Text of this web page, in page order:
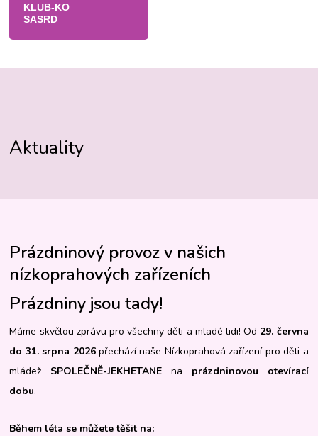
KLUB-KO
SASRD
Aktuality
Prázdninový provoz v našich
nízkoprahových zařízeních
Prázdniny jsou tady!
Máme skvělou zprávu pro všechny děti a mladé lidi! Od 29. června
do 31. srpna 2026přechází naše Nízkoprahová zařízení pro děti a
mládež SPOLEČNĚ-JEKHETANE na prázdninovou otevírací
dobu.
Během léta se můžete těšit na: